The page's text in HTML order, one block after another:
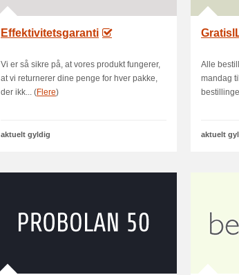
Effektivitetsgaranti
Vi er så sikre på, at vores produkt fungerer,
at vi returnerer dine penge for hver pakke,
der ikk... (Flere)
aktuelt gyldig
Alle
mandag
aktuelt